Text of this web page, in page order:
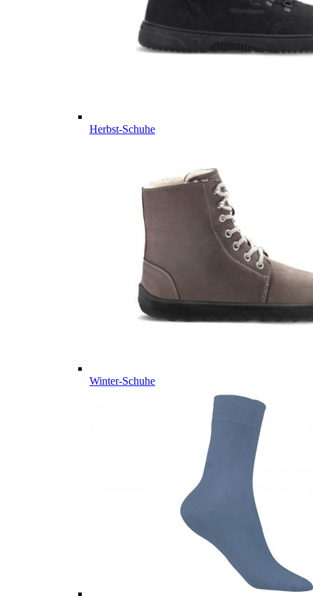
Herbst-Schuhe
Winter-Schuhe